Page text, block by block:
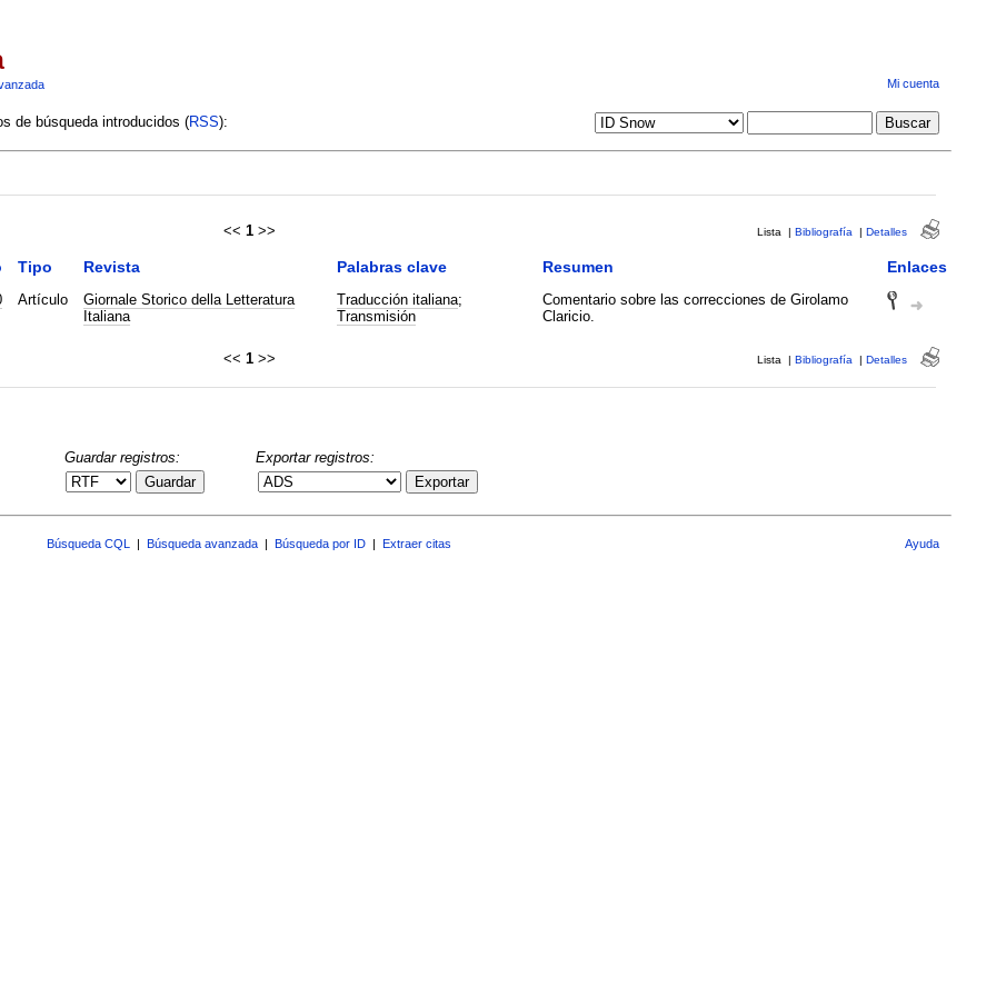
Mi cuenta
de búsqueda introducidos (RSS):
<< 1 >> Lista | Bibliografía | Detalles
Tipo Revista Palabras clave Resumen Enlaces
Artículo
Giornale Storico della Letteratura
Italiana
Traducción italiana;
Transmisión
Comentario sobre las correcciones de Girolamo
Claricio.
<< 1 >> Lista | Bibliografía | Detalles
Guardar registros:
Guardar
Exportar registros:
Exportar
Búsqueda CQL Búsqueda avanzada Búsqueda por ID Extraer citas Ayuda